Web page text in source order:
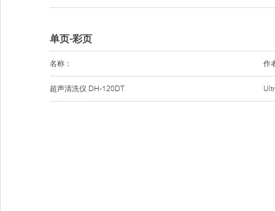
单页-彩页
名称： 作
超声清洗仪 DH-120DT